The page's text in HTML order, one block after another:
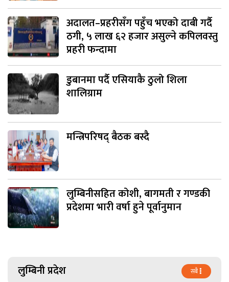
अदालत–प्रहरीसँग पहुँच भएको दाबी गर्दै
ठगी, ५ लाख ६२ हजार असुल्ने कपिलवस्तु
प्रहरी फन्दामा
डुबानमा पर्दै एसियाकै ठुलो शिला
शालिग्राम
मन्त्रिपरिषद् बैठक बस्दै
लुम्बिनीसहित कोशी, बागमती र गण्डकी
प्रदेशमा भारी वर्षा हुने पूर्वानुमान
लुम्बिनी प्रदेश सबै